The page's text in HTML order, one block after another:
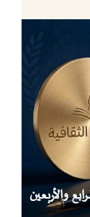
والأربعين